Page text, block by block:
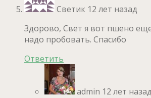
Светик 12 лет назад
Здорово, Свет я вот пшено
надо пробовать. Спасибо
Ответить
admin 12 лет назад